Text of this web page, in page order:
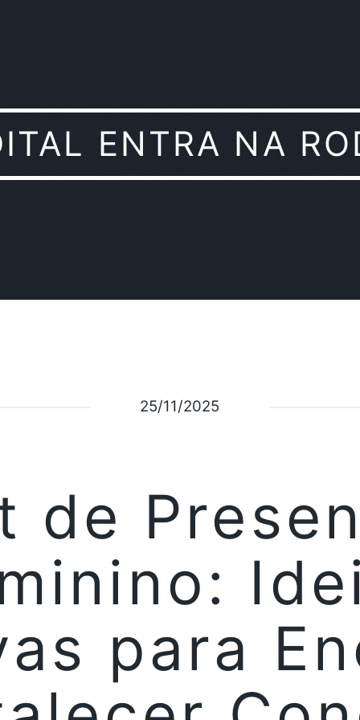
ENTRA NA
25/11/2025
de
para